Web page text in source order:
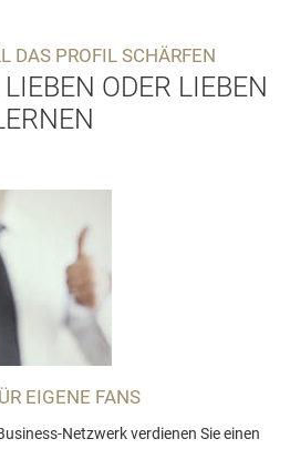
DAS PROFIL SCHÄRFEN
ODER LIEBEN
EIGENE FANS
Netzwerk verdienen Sie einen